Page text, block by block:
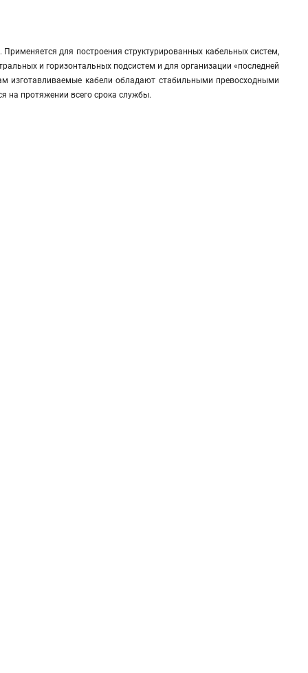
для построения структурированных кабельных систем,
и горизонтальных подсистем и для организации «последней
изготавливаемые кабели обладают стабильными превосходными
протяжении всего срока службы.